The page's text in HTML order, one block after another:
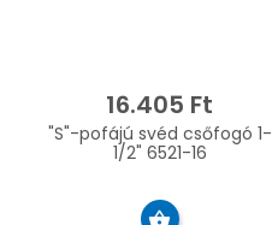
16.405 Ft
"S"-pofájú svéd csőfogó 1-
1/2" 6521-16